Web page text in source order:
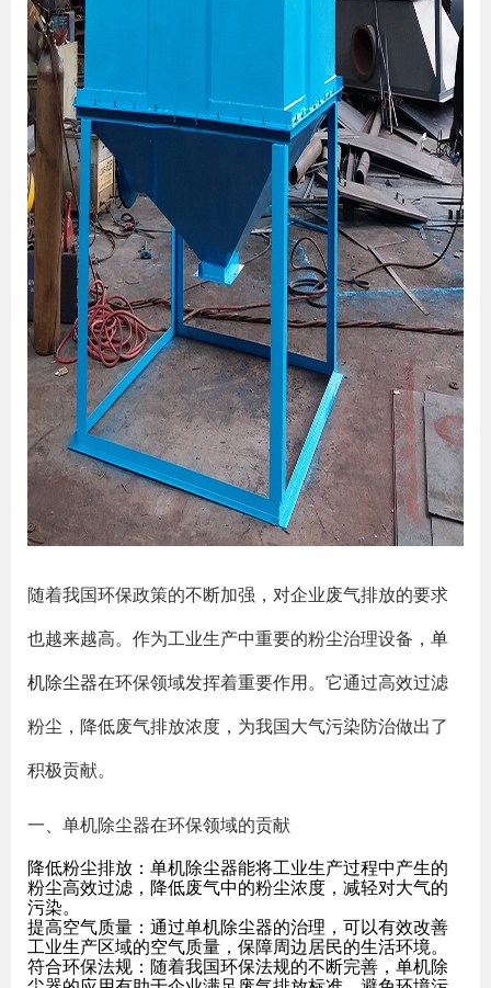
随着我国环保政策的不断加强，对企业废气排放的要求
也越来越高。作为工业生产中重要的粉尘治理设备， 单
机除尘器在环保领域发挥着重要作用。它通过高效过滤
粉尘，降低废气排放浓度，为我国大气污染防治做出了
积极贡献。
一、单机除尘器在环保领域的贡献
降低粉尘排放：单机除尘器能将工业生产过程中产生的
粉尘高效过滤，降低废气中的粉尘浓度，减轻对大气的
污染。
提高空气质量：通过单机除尘器的治理，可以有效改善
工业生产区域的空气质量，保障周边居民的生活环境。
符合环保法规：随着我国环保法规的不断完善，单机除